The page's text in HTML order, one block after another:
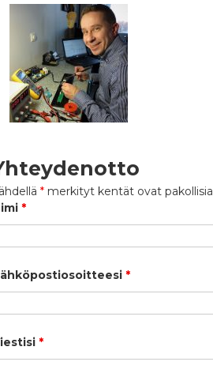
* merkityt kentät ovat pakollisia
*
*
*